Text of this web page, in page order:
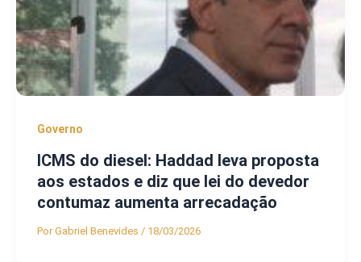
Governo
ICMS do diesel: Haddad leva proposta
aos estados e diz que lei do devedor
contumaz aumenta arrecadação
PorGabriel Benevides / 18/03/2026